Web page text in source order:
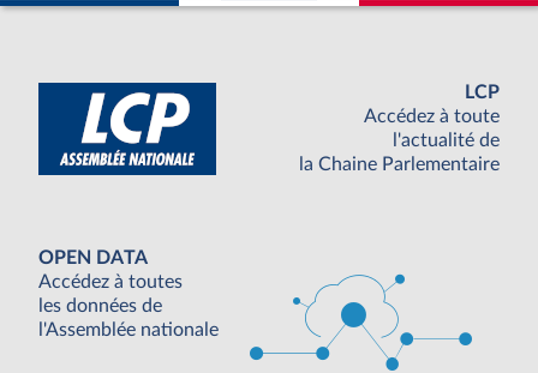
LCP
Accédez à toute
l'actualité de
la Chaine Parlementaire
OPEN DATA
Accédez à toutes
les données de
l'Assemblée nationale